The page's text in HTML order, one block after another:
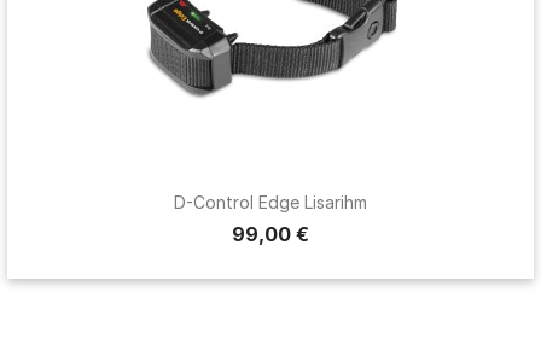
D-Control Edge Lisarihm
99,00 €